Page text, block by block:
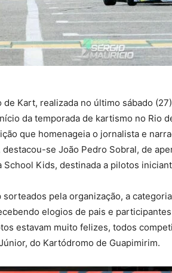
de Kart, realizada no último sábado
da temporada de kartismo no Rio
que homenageia o jornalista e
se João Pedro Sobral, de
Kids, destinada a pilotos
pela organização, a
elogios de pais e
estavam muito felizes, todos
do Kartódromo de Guapimirim.